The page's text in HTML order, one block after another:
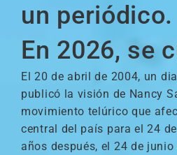
un periódico.
En 2026, se
El 20 de abril de 2004, un
publicó la visión de Nancy
movimiento telúrico que
central del país para el 24
años después, el 24 de